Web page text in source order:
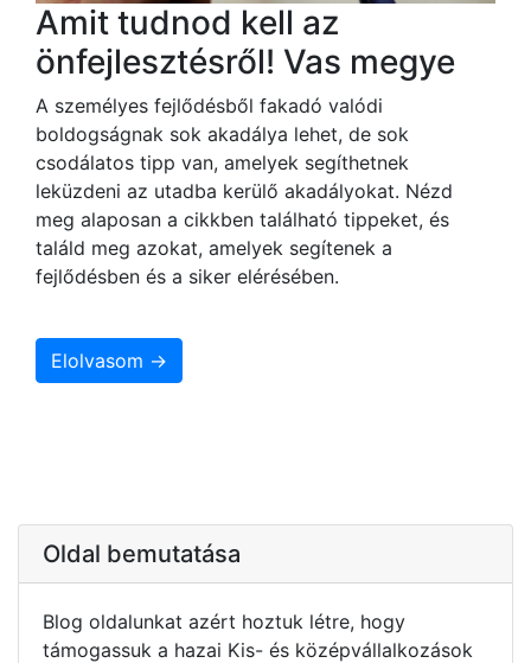
Amit tudnod kell az
önfejlesztésről! Vas megye
A személyes fejlődésből fakadó valódi
boldogságnak sok akadálya lehet, de sok
csodálatos tipp van, amelyek segíthetnek
leküzdeni az utadba kerülő akadályokat. Nézd
meg alaposan a cikkben található tippeket, és
találd meg azokat, amelyek segítenek a
fejlődésben és a siker elérésében.
Elolvasom →
Oldal bemutatása
Blog oldalunkat azért hoztuk létre, hogy
támogassuk a hazai Kis- és középvállalkozások